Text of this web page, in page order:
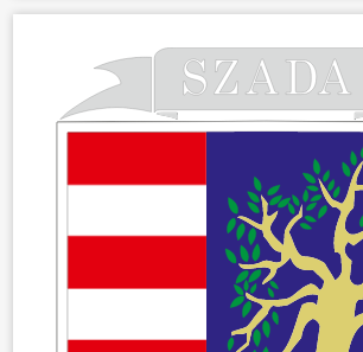
ÖNKORMÁNYZAT
ÜGYINTÉZÉS
KÖZÖSSÉG
HÍREK
VÁLASZTÁSOK